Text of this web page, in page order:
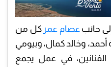
جانبعصام عمر كل من
وخالد كمال، وبيومي
في عمل يجمع